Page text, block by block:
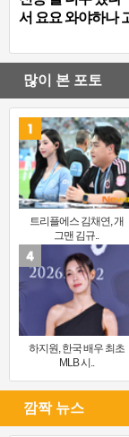
서 요요 와야하나
많이 본 포토
트리플에스 김채연, 개
그맨 김규..
하지원, 한국 배우 최초
MLB 시..
깜짝 뉴스